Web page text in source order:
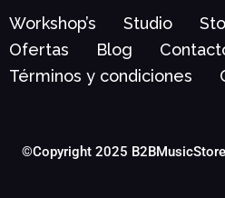
Workshop’s Studio
Ofertas
Blog
Términos y condiciones
©Copyright 2025